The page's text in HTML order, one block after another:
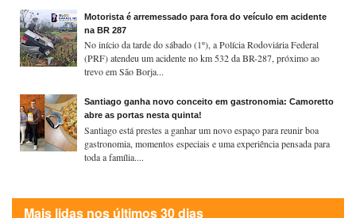
Motorista é arremessado para fora do veículo em acidente
na BR 287
No início da tarde do sábado (1º), a Polícia Rodoviária Federal
(PRF) atendeu um acidente no km 532 da BR-287, próximo ao
trevo em São Borja...
Santiago ganha novo conceito em gastronomia: Camoretto
abre as portas nesta quinta!
Santiago está prestes a ganhar um novo espaço para reunir boa
gastronomia, momentos especiais e uma experiência pensada para
toda a família....
Mais lidas nos últimos 30 dias